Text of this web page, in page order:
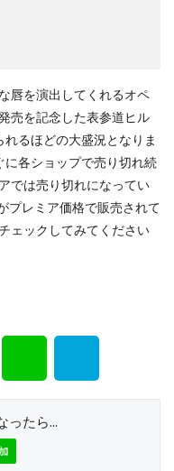
唇を演出してくれるオペ
売を記念した表参道ヒル
るほどの大盛況となりま
に各ショップで売り切れ続
では売り切れになってい
プレミア価格で販売されて
ェックしてみてください
ったら...